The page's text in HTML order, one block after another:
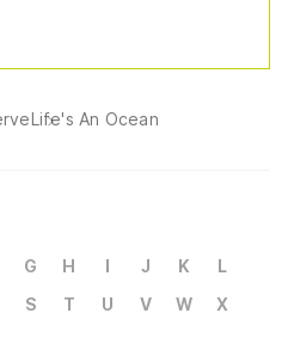
Life's An Ocean
G H I J K
L
S T U V W
X